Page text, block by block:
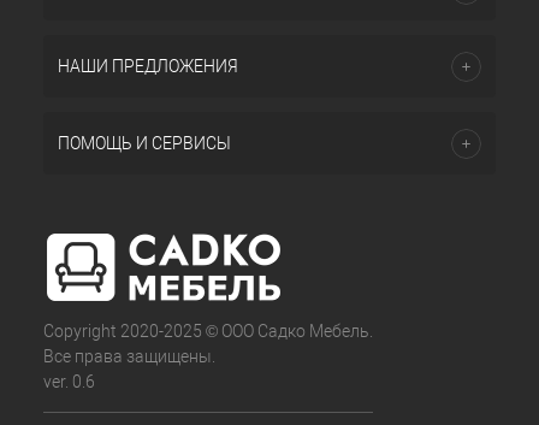
НАШИ ПРЕДЛОЖЕНИЯ
ПОМОЩЬ И СЕРВИСЫ
Copyright 2020-2025 © ООО Садко Мебель.
Все права защищены.
ver. 0.6